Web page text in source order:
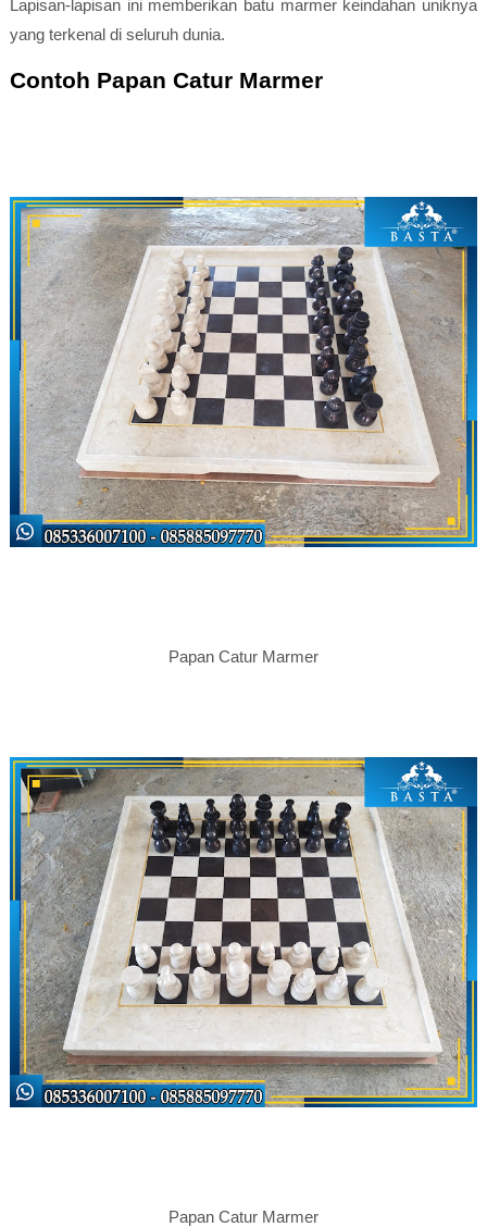
Lapisan-lapisan ini memberikan batu marmer keindahan uniknya
yang terkenal di seluruh dunia.
Contoh Papan Catur Marmer
Papan Catur Marmer
Papan Catur Marmer